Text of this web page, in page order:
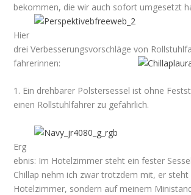
bekommen, die wir auch sofort umgesetzt
Hier
drei Verbesserungsvorschläge von
fahrerinnen:
1. Ein drehbarer Polstersessel ist ohne
einen Rollstuhlfahrer zu gefährlich.
Erg
ebnis: Im Hotelzimmer steht ein fester
Chillap nehm ich zwar trotzdem mit, er
Hotelzimmer, sondern auf meinem